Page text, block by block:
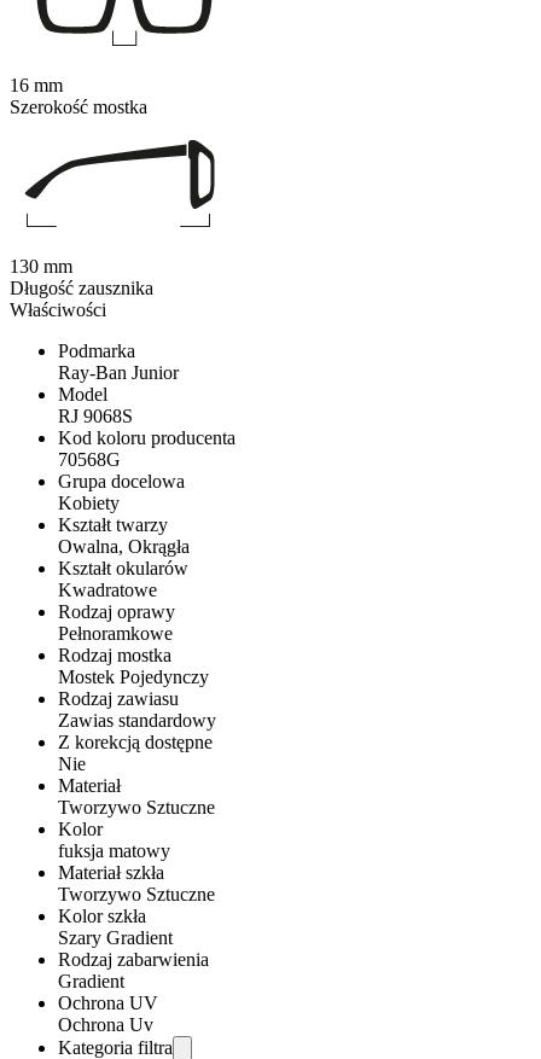
Właściwości
Podmarka
Ray-Ban Junior
Model
RJ 9068S
Kod koloru producenta
70568G
Grupa docelowa
Kobiety
Kształt twarzy
Owalna, Okrągła
Kształt okularów
Kwadratowe
Rodzaj oprawy
Pełnoramkowe
Rodzaj mostka
Mostek Pojedynczy
Rodzaj zawiasu
Zawias standardowy
Z korekcją dostępne
Nie
Materiał
Tworzywo Sztuczne
Kolor
fuksja matowy
Materiał szkła
Tworzywo Sztuczne
Kolor szkła
Szary Gradient
Rodzaj zabarwienia
Gradient
Ochrona UV
Ochrona Uv
Kategoria filtra
16 mm
Szerokość mostka
130 mm
Długość zausznika